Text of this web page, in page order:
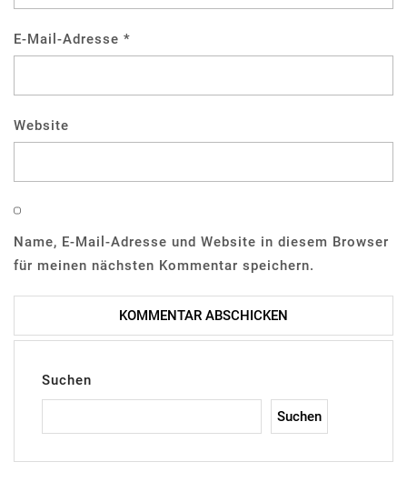
E-Mail-Adresse *
Website
Name, E-Mail-Adresse und Website in diesem Browser
für meinen nächsten Kommentar speichern.
Suchen
Suchen